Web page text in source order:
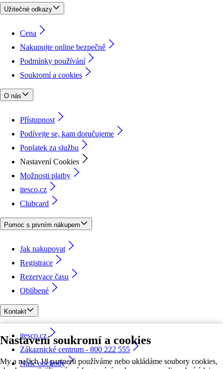
Nastavení soukromí a cookies
My a našich 18 partnerů používáme nebo ukládáme soubory cookies,
Užitečné odkazy
Cena
Nakupujte online bezpečně
Podmínky používání
Soukromí a cookies
O nás
Přístupnost
Podívejte se, kam doručujeme
Poplatek za službu
Nastavení Cookies
Možnosti platby
itesco.cz
Clubcard
Pomoc s prvním nákupem
Jak nakupovat
Registrace
Rezervace času
Oblíbené
Kontakt
itesco.cz
Zákaznické centrum - 800 222 555
Naše obchody